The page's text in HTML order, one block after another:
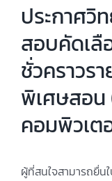
ประกาศวิ
สอบคัดเลื
ชั่วคราวร
พิเศษสอน
คอมพิวเต
ผู้ที่สนใจสามารถยื่